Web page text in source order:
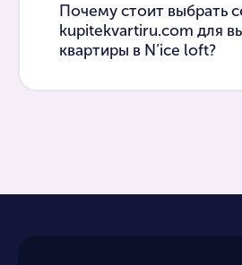
Почему стоит выбрать
kupitekvartiru.com для
квартиры в N’ice loft?